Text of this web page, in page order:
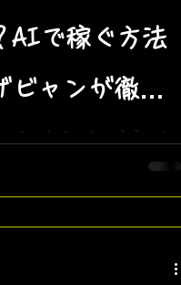
AIで稼ぐ方法
ャンが徹底
でいるよ」というネット
の使い方（バイブコーデ
解説します。